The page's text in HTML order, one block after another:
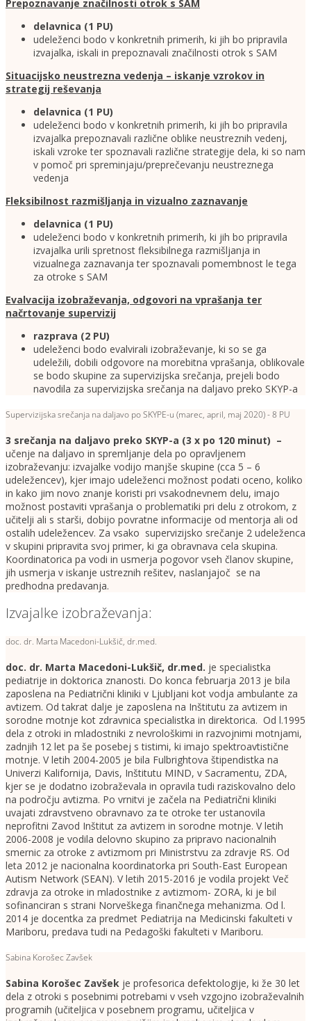
Prepoznavanje značilnosti otrok s SAM
delavnica (1 PU)
udeleženci bodo v konkretnih primerih, ki jih bo pripravila
izvajalka, iskali in prepoznavali značilnosti otrok s SAM
Situacijsko neustrezna vedenja – iskanje vzrokov in
strategij reševanja
delavnica (1 PU)
udeleženci bodo v konkretnih primerih, ki jih bo pripravila
izvajalka prepoznavali različne oblike neustreznih vedenj,
iskali vzroke ter spoznavali različne strategije dela, ki so nam
v pomoč pri spreminjaju/preprečevanju neustreznega
vedenja
Fleksibilnost razmišljanja in vizualno zaznavanje
delavnica (1 PU)
udeleženci bodo v konkretnih primerih, ki jih bo pripravila
izvajalka urili spretnost fleksibilnega razmišljanja in
vizualnega zaznavanja ter spoznavali pomembnost le tega
za otroke s SAM
Evalvacija izobraževanja, odgovori na vprašanja ter
načrtovanje supervizij
razprava (2 PU)
udeleženci bodo evalvirali izobraževanje, ki so se ga
udeležili, dobili odgovore na morebitna vprašanja, oblikovale
se bodo skupine za supervizijska srečanja, prejeli bodo
navodila za supervizijska srečanja na daljavo preko SKYP-a
Supervizijska srečanja na daljavo po SKYPE-u (marec, april, maj 2020) - 8 PU
3 srečanja na daljavo preko SKYP-a (3 x po 120 minut) –
učenje na daljavo in spremljanje dela po opravljenem
izobraževanju: izvajalke vodijo manjše skupine (cca 5 – 6
udeležencev), kjer imajo udeleženci možnost podati oceno, koliko
in kako jim novo znanje koristi pri vsakodnevnem delu, imajo
možnost postaviti vprašanja o problematiki pri delu z otrokom, z
učitelji ali s starši, dobijo povratne informacije od mentorja ali od
ostalih udeležencev. Za vsako supervizijsko srečanje 2 udeleženca
v skupini pripravita svoj primer, ki ga obravnava cela skupina.
Koordinatorica pa vodi in usmerja pogovor vseh članov skupine,
jih usmerja v iskanje ustreznih rešitev, naslanjajoč se na
predhodna predavanja.
Izvajalke izobraževanja:
doc. dr. Marta Macedoni-Lukšič, dr.med.
doc. dr. Marta Macedoni-Lukšič, dr.med. je specialistka
pediatrije in doktorica znanosti. Do konca februarja 2013 je bila
zaposlena na Pediatrični kliniki v Ljubljani kot vodja ambulante za
avtizem. Od takrat dalje je zaposlena na Inštitutu za avtizem in
sorodne motnje kot zdravnica specialistka in direktorica. Od l.1995
dela z otroki in mladostniki z nevrološkimi in razvojnimi motnjami,
zadnjih 12 let pa še posebej s tistimi, ki imajo spektroavtistične
motnje. V letih 2004-2005 je bila Fulbrightova štipendistka na
Univerzi Kalifornija, Davis, Inštitutu MIND, v Sacramentu, ZDA,
kjer se je dodatno izobraževala in opravila tudi raziskovalno delo
na področju avtizma. Po vrnitvi je začela na Pediatrični kliniki
uvajati zdravstveno obravnavo za te otroke ter ustanovila
neprofitni Zavod Inštitut za avtizem in sorodne motnje. V letih
2006-2008 je vodila delovno skupino za pripravo nacionalnih
smernic za otroke z avtizmom pri Ministrstvu za zdravje RS. Od
leta 2012 je nacionalna koordinatorka pri South-East European
Autism Network (SEAN). V letih 2015-2016 je vodila projekt Več
zdravja za otroke in mladostnike z avtizmom- ZORA, ki je bil
sofinanciran s strani Norveškega finančnega mehanizma. Od l.
2014 je docentka za predmet Pediatrija na Medicinski fakulteti v
Mariboru, predava tudi na Pedagoški fakulteti v Mariboru.
Sabina Korošec Zavšek
Sabina Korošec Zavšek je profesorica defektologije, ki že 30 let
dela z otroki s posebnimi potrebami v vseh vzgojno izobraževalnih
programih (učiteljica v posebnem programu, učiteljica v